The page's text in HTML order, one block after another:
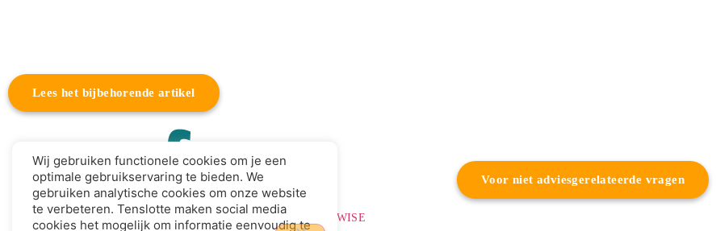
Lees het bijbehorende artikel
Privacyverklaring| Leden login
Website door BEWISE
Voor niet adviesgerelateerde vragen
Wij gebruiken functionele cookies om je een
optimale gebruikservaring te bieden. We
gebruiken analytische cookies om onze website
te verbeteren. Tenslotte maken social media
cookies het mogelijk om informatie eenvoudig te